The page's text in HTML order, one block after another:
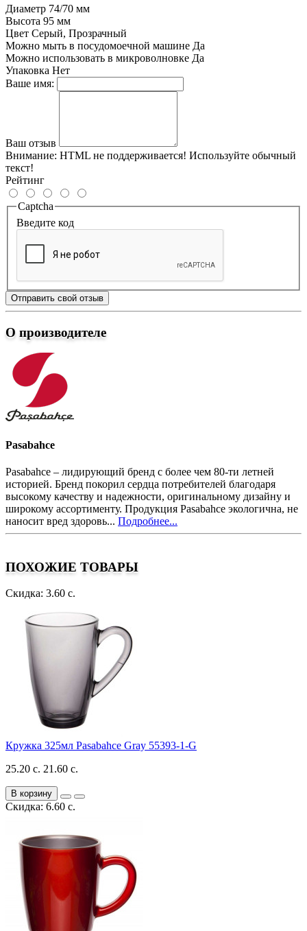
Диаметр 74/70 мм
Высота 95 мм
Цвет Серый, Прозрачный
Можно мыть в посудомоечной машине Да
Можно использовать в микроволновке Да
Упаковка Нет
Ваше имя:
Ваш отзыв
Внимание: HTML не поддерживается! Используйте обычный
текст!
Рейтинг
Captcha
Введите код
Отправить свой отзыв
О производителе
Pasabahce
Pasabahce – лидирующий бренд с более чем 80-ти летней
историей. Бренд покорил сердца потребителей благодаря
высокому качеству и надежности, оригинальному дизайну и
широкому ассортименту. Продукция Pasabahce экологична, не
наносит вред здоровь... Подробнее...
ПОХОЖИЕ ТОВАРЫ
Скидка: 3.60 с.
Кружка 325мл Pasabahce Gray 55393-1-G
25.20 с. 21.60 с.
В корзину
Скидка: 6.60 с.